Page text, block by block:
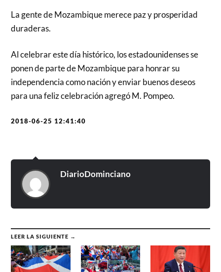
La gente de Mozambique merece paz y prosperidad
duraderas.
Al celebrar este día histórico, los estadounidenses se
ponen de parte de Mozambique para honrar su
independencia como nación y enviar buenos deseos
para una feliz celebración agregó M. Pompeo.
2018-06-25 12:41:40
DiarioDominciano
LEER LA SIGUIENTE →